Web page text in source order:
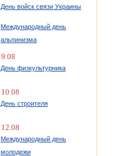
День войск связи Украины
Международный день
альпинизма
9.08
День физкультурника
10.08
День строителя
12.08
Международный день
молодежи